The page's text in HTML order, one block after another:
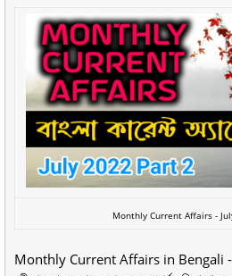
Monthly Current Affairs -
Monthly Current Affairs in Bengali -